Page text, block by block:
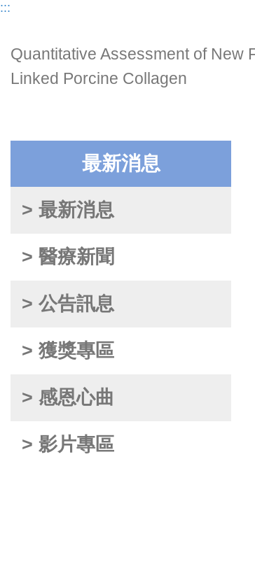
:::
Quantitative Assessment of New
Linked Porcine Collagen
最新消息
> 最新消息
> 醫療新聞
> 公告訊息
> 獲獎專區
> 感恩心曲
> 影片專區